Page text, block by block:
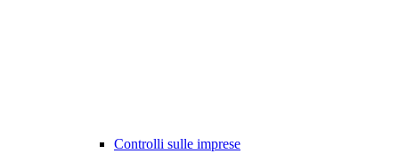
Controlli sulle imprese